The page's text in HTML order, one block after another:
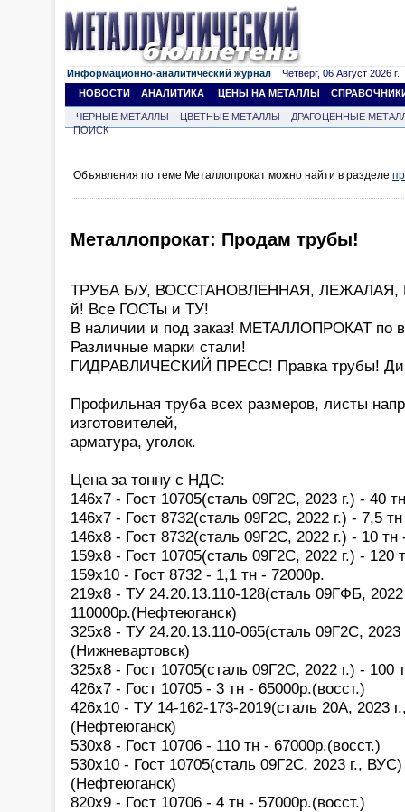
Информационно-аналитический журнал Четверг, 06 Август 2026 г.
НОВОСТИ
АНАЛИТИКА ЦЕНЫ НА МЕТАЛЛЫ
ЧЕРНЫЕ МЕТАЛЛЫ ЦВЕТНЫЕ МЕТАЛЛЫ
ДРАГОЦЕННЫЕ
ПОИСК
Объявления по теме Металлопрокат можно найти в разделе
Металлопрокат: Продам трубы!
ТРУБА Б/У, ВОССТАНОВЛЕННАЯ, ЛЕЖАЛАЯ,
й! Все ГОСТы и ТУ!
В наличии и под заказ! МЕТАЛЛОПРОКАТ по
Различные марки стали!
ГИДРАВЛИЧЕСКИЙ ПРЕСС! Правка трубы!
Профильная труба всех размеров, листы
изготовителей,
арматура, уголок.
Цена за тонну с НДС:
146х7 - Гост 10705(сталь 09Г2С, 2023 г.) - 40
146х7 - Гост 8732(сталь 09Г2С, 2022 г.) - 7,5
146х8 - Гост 8732(сталь 09Г2С, 2022 г.) - 10
159х8 - Гост 10705(сталь 09Г2С, 2022 г.) -
159х10 - Гост 8732 - 1,1 тн - 72000р.
219х8 - ТУ 24.20.13.110-128(сталь 09ГФБ,
110000р.(Нефтеюганск)
325х8 - ТУ 24.20.13.110-065(сталь 09Г2С,
(Нижневартовск)
325х8 - Гост 10705(сталь 09Г2С, 2022 г.) - 100
426х7 - Гост 10705 - 3 тн - 65000р.(восст.)
426х10 - ТУ 14-162-173-2019(сталь 20А, 2023
(Нефтеюганск)
530х8 - Гост 10706 - 110 тн - 67000р.(восст.)
530х10 - Гост 10705(сталь 09Г2С, 2023 г.,
(Нефтеюганск)
820х9 - Гост 10706 - 4 тн - 57000р.(восст.)